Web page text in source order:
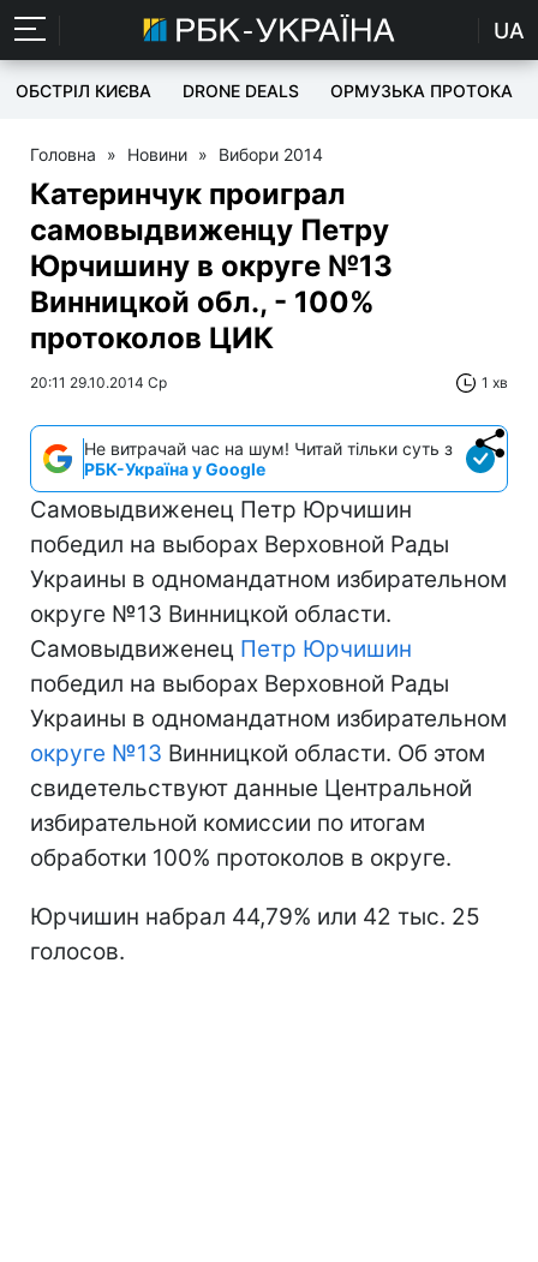
UA
ОБСТРІЛ КИЄВА DRONE DEALS ОРМУЗЬКА ПРОТОКА
Головна » Новини » Вибори 2014
Катеринчук проиграл
самовыдвиженцу Петру
Юрчишину в округе №13
Винницкой обл., - 100%
протоколов ЦИК
20:11 29.10.2014 Ср 1 хв
Не витрачай час на шум! Читай тільки суть з
РБК-Україна у Google
Самовыдвиженец Петр Юрчишин
победил на выборах Верховной Рады
Украины в одномандатном избирательном
округе №13 Винницкой области.
Самовыдвиженец Петр Юрчишин
победил на выборах Верховной Рады
Украины в одномандатном избирательном
округе №13 Винницкой области. Об этом
свидетельствуют данные Центральной
избирательной комиссии по итогам
обработки 100% протоколов в округе.
Юрчишин набрал 44,79% или 42 тыс. 25
голосов.